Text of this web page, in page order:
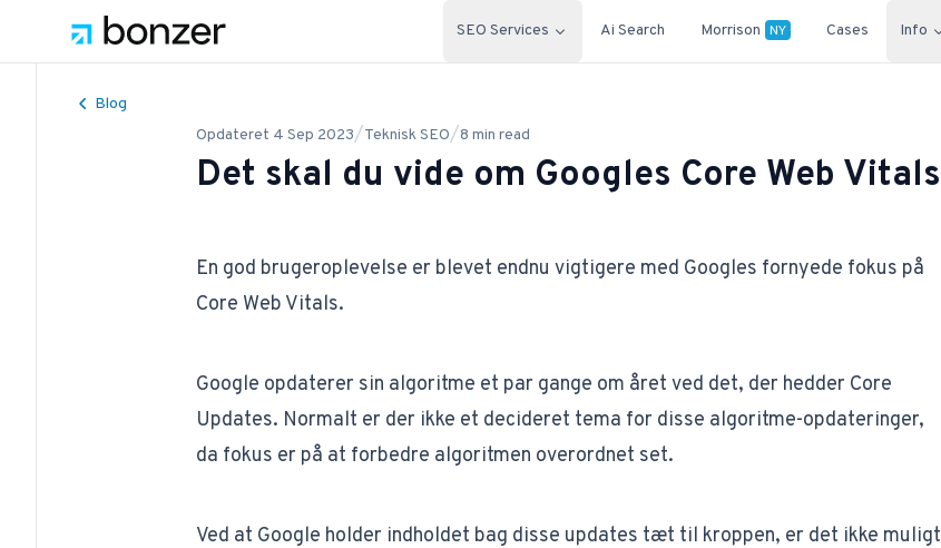
SEO Services Ai Search Morrison NY Cases Info
Blog
Opdateret 4 Sep 2023/Teknisk SEO/8 min read
Det skal du vide om Googles Core Web Vitals
En god brugeroplevelse er blevet endnu vigtigere med Googles fornyede fokus på
Core Web Vitals.
Google opdaterer sin algoritme et par gange om året ved det, der hedder Core
Updates. Normalt er der ikke et decideret tema for disse algoritme-opdateringer,
da fokus er på at forbedre algoritmen overordnet set.
Ved at Google holder indholdet bag disse updates tæt til kroppen, er det ikke muligt